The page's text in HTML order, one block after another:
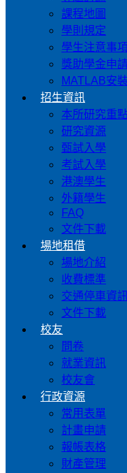
課程地圖
學則規定
學生注意事項
獎助學金申
MATLAB安
招生資訊
本所研究重
研究資源
甄試入學
考試入學
港澳學生
外籍學生
FAQ
文件下載
場地租借
場地介紹
收費標準
交通停車資訊
文件下載
校友
問卷
就業資訊
校友會
行政資源
常用表單
計畫申請
報帳表格
財產管理